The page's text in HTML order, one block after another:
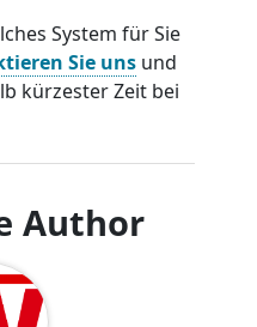
System für Sie
Sie uns und
kürzester Zeit bei
Author